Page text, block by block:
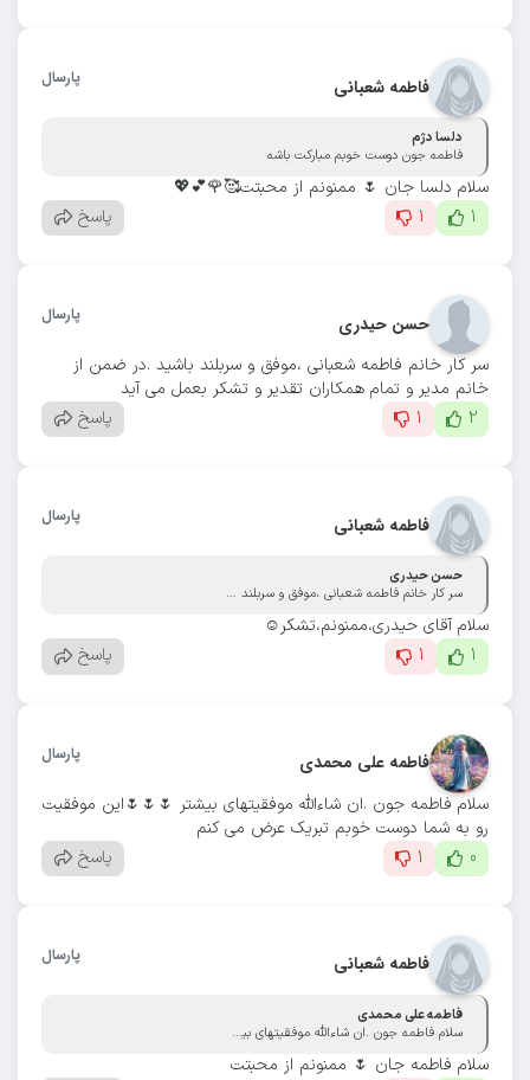
فاطمه شعبانی پارسال
دلسا دژم
فاطمه جون دوست خوبم مبارکت باشه
سلام دلسا جان 🌷 ممنونم از محبتت🥰🌹💕💖
1
1 پاسخ
حسن حیدری پارسال
سر کار خانم فاطمه شعبانی ،موفق و سربلند باشید .در ضمن از
خانم مدیر و تمام همکاران تقدیر و تشکر بعمل می آید
2
1 پاسخ
فاطمه شعبانی پارسال
حسن حیدری
سر کار خانم فاطمه شعبانی ،موفق و سربلند باشید .در ضمن از خانم مدیر و تمام همکاران تقدیر و تشکر بعمل می آید
سلام آقای حیدری،ممنونم،تشکر☺️
1
1 پاسخ
فاطمه علی محمدی پارسال
سلام فاطمه جون .ان شاءالله موفقیتهای بیشتر 🌷🌷🌷این موفقیت
رو به شما دوست خوبم تبریک عرض می کنم
0
1 پاسخ
فاطمه شعبانی پارسال
فاطمه علی محمدی
سلام فاطمه جون .ان شاءالله موفقیتهای بیشتر 🌷🌷🌷این موفقیت رو به شما دوست خوبم تبریک عرض می کنم
سلام فاطمه جان 🌷 ممنونم از محبتت